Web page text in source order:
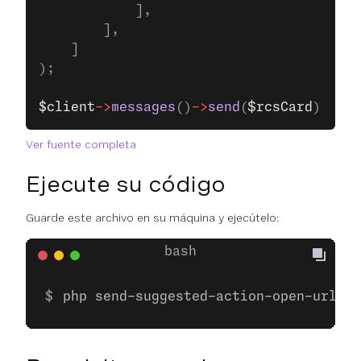
            ],
        ],
);
$client->messages () ->send ($rcsCard );
Ver fuente completa
Ejecute su código
Guarde este archivo en su máquina y ejecútelo:
php send-suggested-action-open-